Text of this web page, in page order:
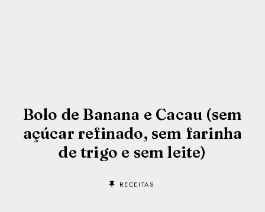
Bolo de Banana e Cacau (sem
açúcar refinado, sem farinha
de trigo e sem leite)
RECEITAS